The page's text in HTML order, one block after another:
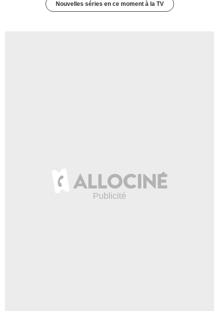
Nouvelles séries en ce moment à la TV